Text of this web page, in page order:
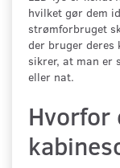
hvilket gør dem
strømforbruget
der bruger
sikrer, at man er
eller nat.
Hvorfor